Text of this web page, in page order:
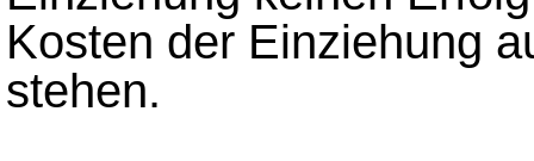
Kosten der Einziehung
stehen.